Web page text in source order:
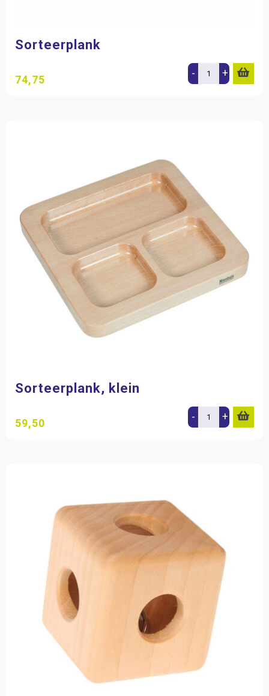
Sorteerplank
74,75 - +
Sorteerplank, klein
59,50 - +